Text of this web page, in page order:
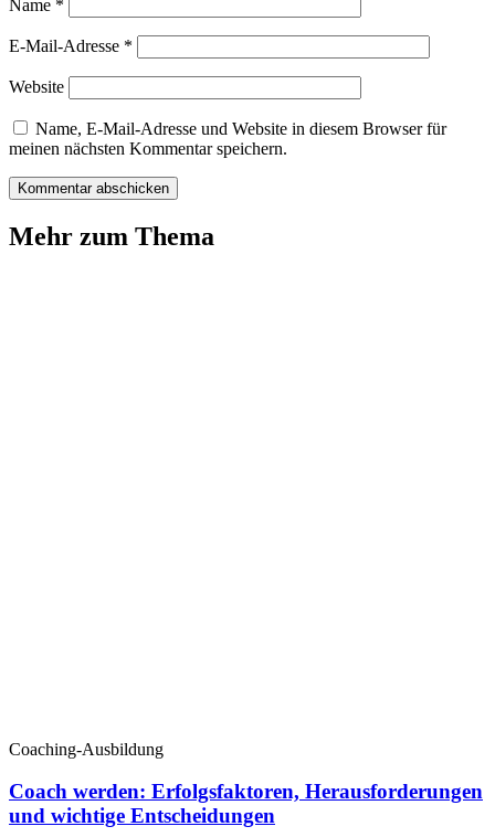
Name *
E-Mail-Adresse *
Website
Name, E-Mail-Adresse und Website in diesem Browser für
meinen nächsten Kommentar speichern.
Mehr zum Thema
Coaching-Ausbildung
Coach werden: Erfolgsfaktoren, Herausforderungen
und wichtige Entscheidungen